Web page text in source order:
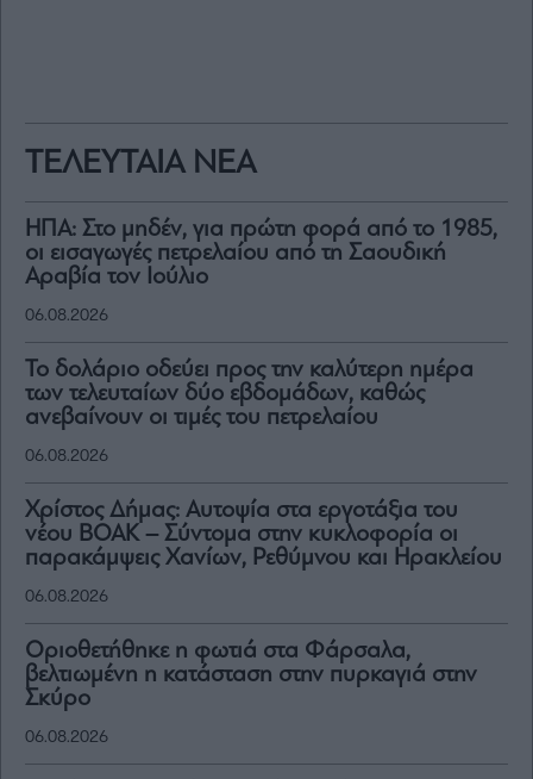
ΤΕΛΕΥΤΑΙΑ ΝΕΑ
ΗΠΑ: Στο μηδέν, για πρώτη φορά από το 1985,
οι εισαγωγές πετρελαίου από τη Σαουδική
Αραβία τον Ιούλιο
06.08.2026
Το δολάριο οδεύει προς την καλύτερη ημέρα
των τελευταίων δύο εβδομάδων, καθώς
ανεβαίνουν οι τιμές του πετρελαίου
06.08.2026
Χρίστος Δήμας: Αυτοψία στα εργοτάξια του
νέου ΒΟΑΚ – Σύντομα στην κυκλοφορία οι
παρακάμψεις Χανίων, Ρεθύμνου και Ηρακλείου
06.08.2026
Οριοθετήθηκε η φωτιά στα Φάρσαλα,
βελτιωμένη η κατάσταση στην πυρκαγιά στην
Σκύρο
06.08.2026